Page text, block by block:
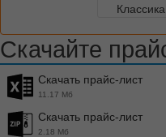
Скачайте
Скачать прайс-лист
11.17 Мб
Скачать прайс-лист
2.18 Мб